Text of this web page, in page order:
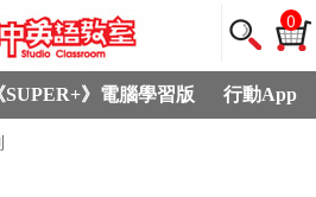
0
SUPER+》電腦學習版 行動App